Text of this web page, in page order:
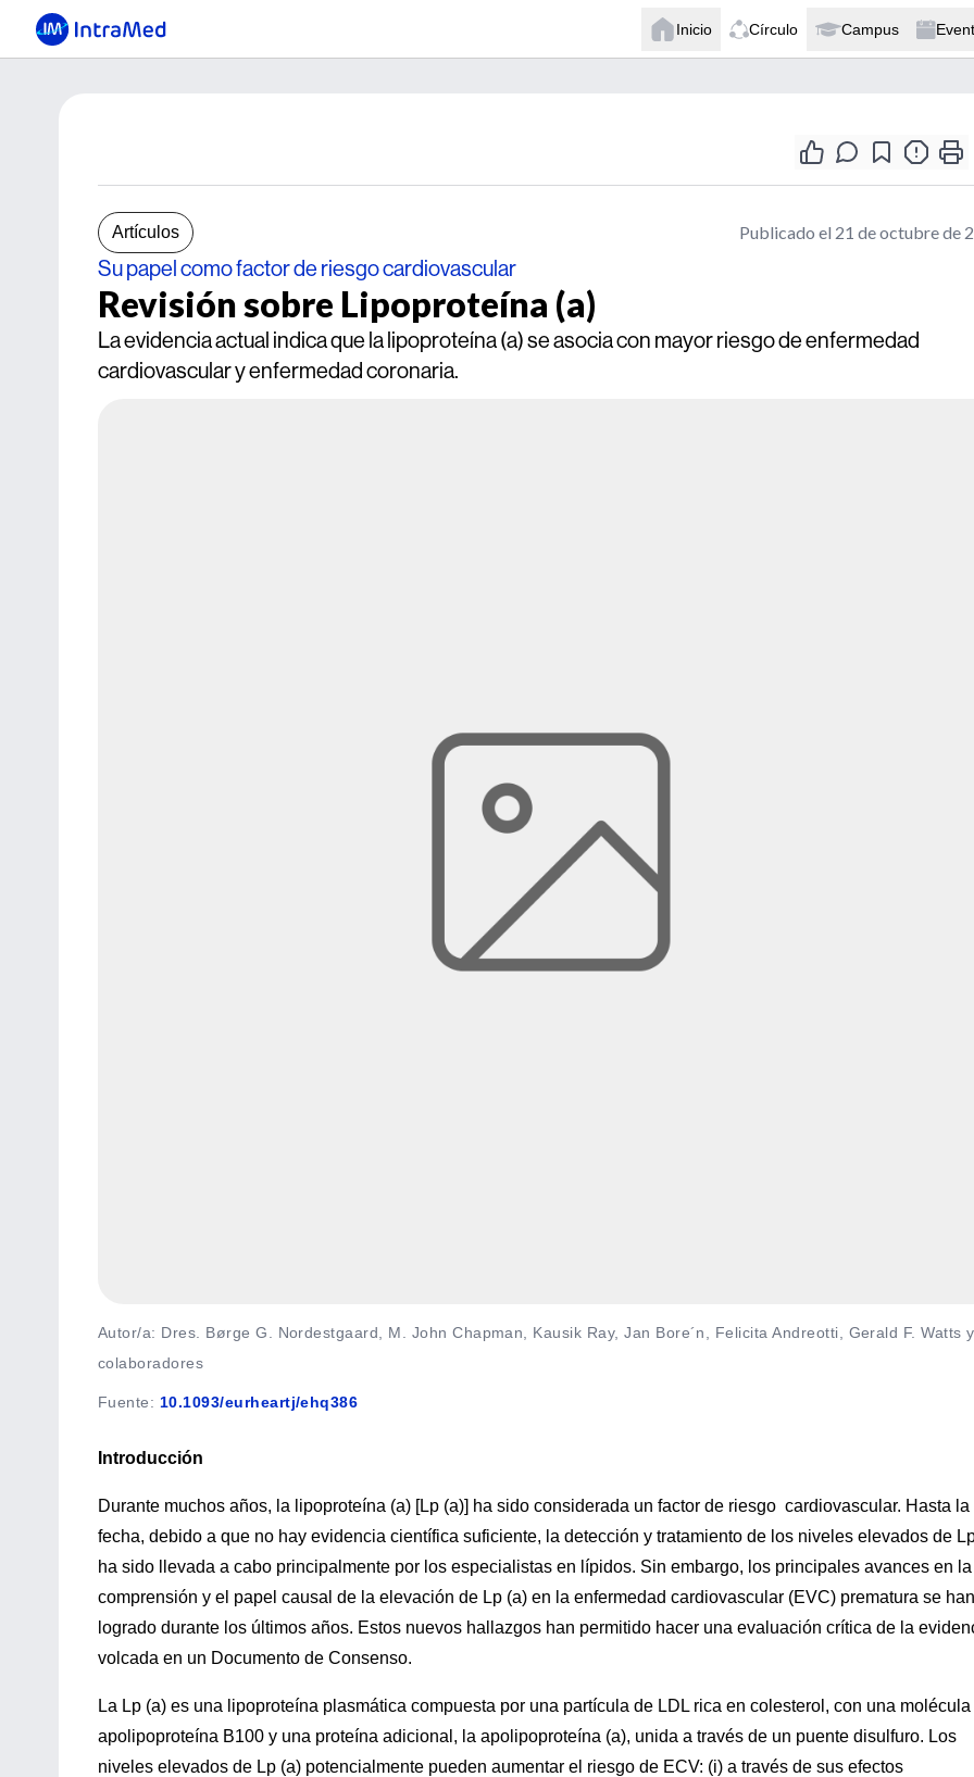
Inicio Círculo Campus
Artículos Publicado el 21 de octubre de
Su papel como factor de riesgo cardiovascular
Revisión sobre Lipoproteína (a)
La evidencia actual indica que la lipoproteína (a) se asocia con mayor riesgo de enfermedad
cardiovascular y enfermedad coronaria.
Autor/a: Dres. Børge G. Nordestgaard, M. John Chapman, Kausik Ray, Jan Bore´n, Felicita Andreotti, Gerald F. Watts y
colaboradores
Fuente: 10.1093/eurheartj/ehq386
Introducción
Durante muchos años, la lipoproteína (a) [Lp (a)] ha sido considerada un factor de riesgo cardiovascular. Hasta la
fecha, debido a que no hay evidencia científica suficiente, la detección y tratamiento de los niveles elevados de
ha sido llevada a cabo principalmente por los especialistas en lípidos. Sin embargo, los principales avances en la
comprensión y el papel causal de la elevación de Lp (a) en la enfermedad cardiovascular (EVC) prematura se han
logrado durante los últimos años. Estos nuevos hallazgos han permitido hacer una evaluación crítica de la
volcada en un Documento de Consenso.
La Lp (a) es una lipoproteína plasmática compuesta por una partícula de LDL rica en colesterol, con una molécula
apolipoproteína B100 y una proteína adicional, la apolipoproteína (a), unida a través de un puente disulfuro. Los
niveles elevados de Lp (a) potencialmente pueden aumentar el riesgo de ECV: (i) a través de sus efectos